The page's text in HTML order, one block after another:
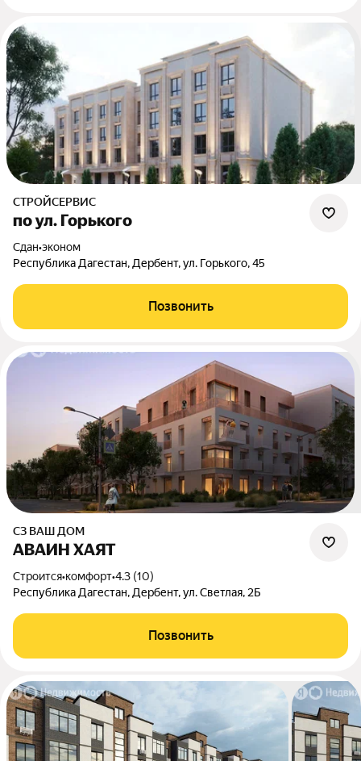
СТРОЙСЕРВИС
по ул. Горького
Сдан•эконом
Республика Дагестан, Дербент, ул. Горького, 45
Позвонить
СЗ ВАШ ДОМ
АВАИН ХАЯТ
Строится•комфорт•4.3 (10)
Республика Дагестан, Дербент, ул. Светлая, 2Б
Позвонить